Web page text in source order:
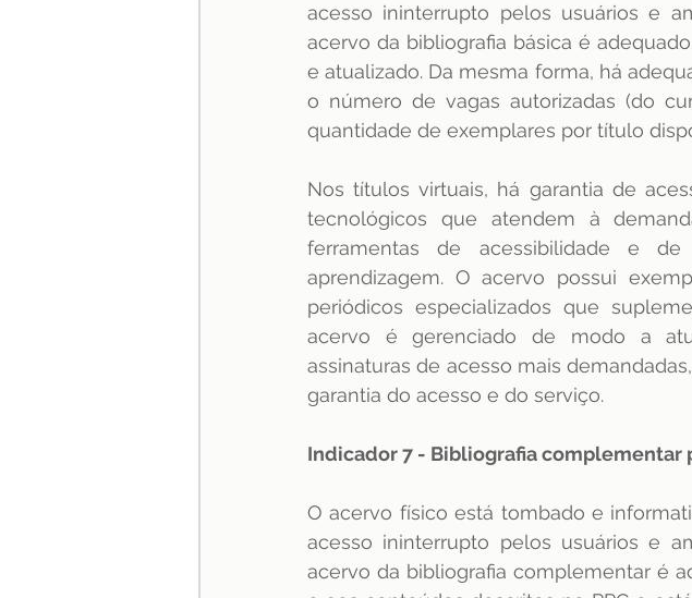
acesso ininterrupto pelos usuários e
acervo da bibliografia básica é
e atualizado. Da mesma forma, há
o número de vagas autorizadas (do
quantidade de exemplares por título
Nos títulos virtuais, há garantia de
tecnológicos que atendem à
ferramentas de acessibilidade e
aprendizagem. O acervo possui
periódicos especializados que
acervo é gerenciado de modo a
assinaturas de acesso mais
garantia do acesso e do serviço.
Indicador 7 - Bibliografia complementar
O acervo físico está tombado e
acesso ininterrupto pelos usuários e
acervo da bibliografia complementar é